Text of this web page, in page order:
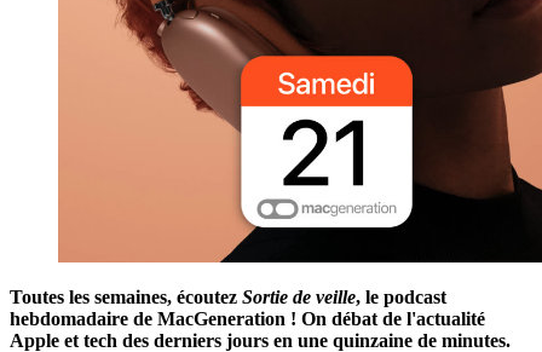
Toutes les semaines, écoutez Sortie de veille, le podcast
hebdomadaire de MacGeneration ! On débat de l'actualité
Apple et tech des derniers jours en une quinzaine de minutes.